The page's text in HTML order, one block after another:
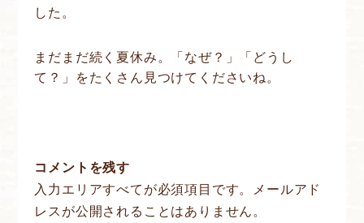
した。
まだまだ続く夏休み。「なぜ？」「どうし
て？」をたくさん見つけてくださいね。
コメントを残す
入力エリアすべてが必須項目です。メールアド
レスが公開されることはありません。